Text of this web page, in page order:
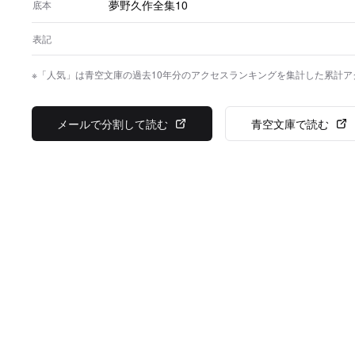
底本 夢野久作全集10
表記
※「人気」は青空文庫の過去10年分のアクセスランキングを集計した累計ア
メールで分割して読む 青空文庫で読む